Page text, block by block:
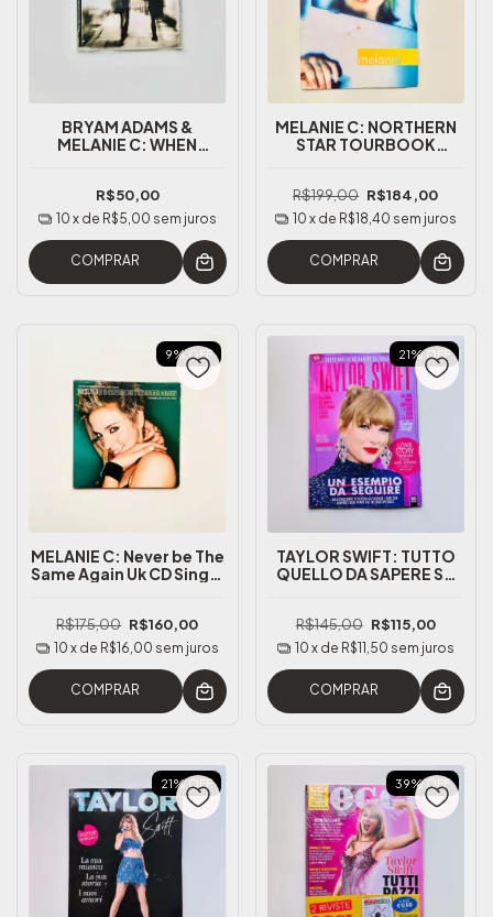
BRYAM ADAMS &
MELANIE C: WHEN
R$50,00
10 x de R$5,00 sem juros
COMPRAR
MELANIE C: NORTHERN
STAR TOURBOOK
R$199,00 R$184,00
10 x de R$18,40 sem juros
COMPRAR
9%OFF
MELANIE C: Never be The
Same Again Uk CD Single
R$175,00 R$160,00
10 x de R$16,00 sem juros
COMPRAR
21%OFF
TAYLOR SWIFT: TUTTO
QUELLO DA SAPERE SU
R$145,00 R$115,00
10 x de R$11,50 sem juros
COMPRAR
21%OFF 39%OFF